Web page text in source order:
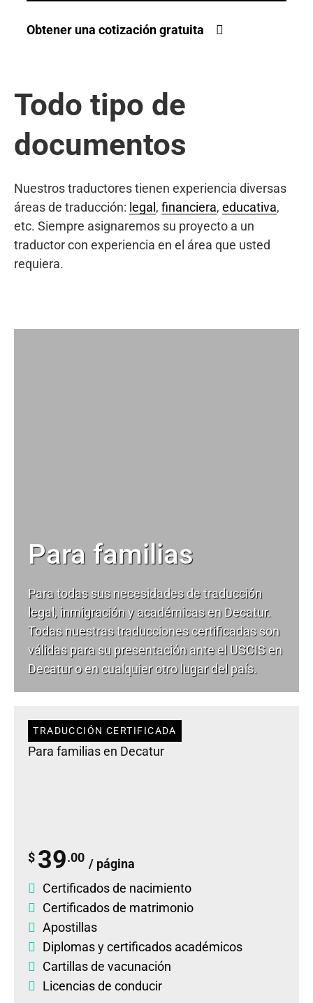
Obtener una cotización gratuita
Todo tipo de
documentos
Nuestros traductores tienen experiencia diversas
áreas de traducción: legal , financiera, educativa,
etc. Siempre asignaremos su proyecto a un
traductor con experiencia en el área que usted
requiera.
Para familias
Para todas sus necesidades detraducción
legal, inmigración y académicas en Decatur.
Todas nuestras traducciones certificadas son
válidas para su presentación ante el USCIS en
Decatur o en cualquier otro lugar del país.
TRADUCCIÓN CERTIFICADA
Para familias en Decatur
$ 39.00 / página
Certificados de nacimiento
Certificados de matrimonio
Apostillas
Diplomasycertificados académicos
Cartillas de vacunación
Licencias de conducir